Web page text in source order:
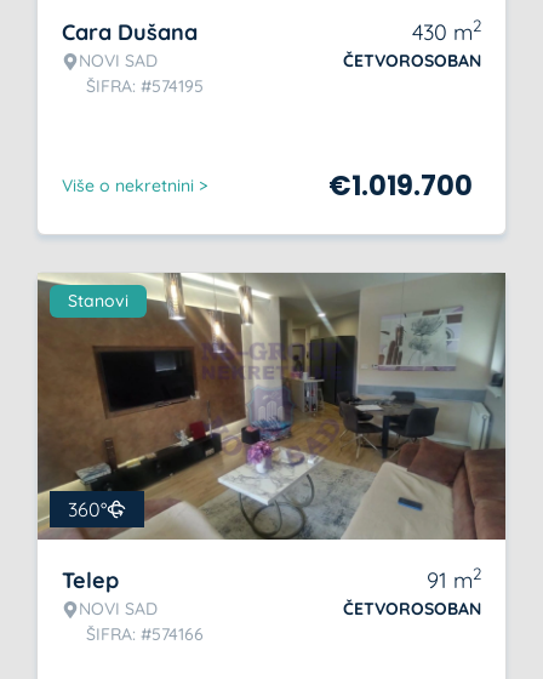
Cara Dušana
NOVI SAD
ŠIFRA: #574195
430 m2
ČETVOROSOBAN
Više o nekretnini > €1.019.700
Stanovi
360°
Telep
NOVI SAD
ŠIFRA: #574166
91 m2
ČETVOROSOBAN